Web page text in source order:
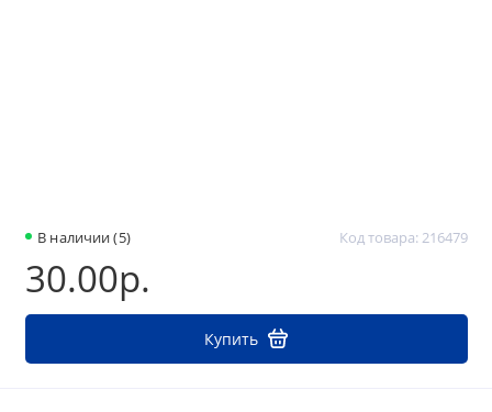
В наличии (5) Код товара: 216479
30.00р.
Купить